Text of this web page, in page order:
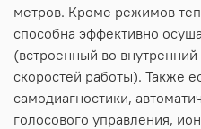
метров. Кроме режимов
способна эффективно
(встроенный во
скоростей работы). Также
самодиагностики,
голосового управления,